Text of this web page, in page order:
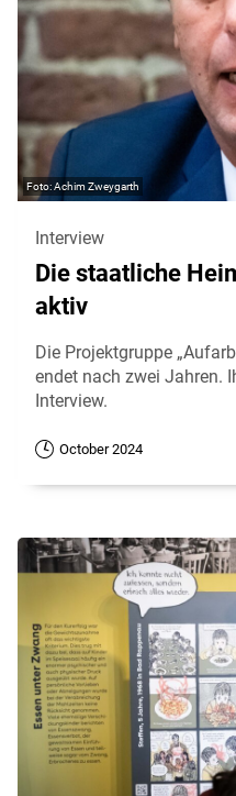
Achim Zweygarth
Interview
Die staatliche
aktiv
Die Projektgruppe
endet nach zwei Jahren.
Interview.
October 2024